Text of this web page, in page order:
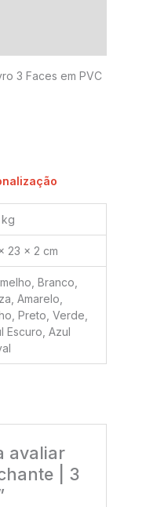
3 Faces em PVC
23 × 2 cm
Branco,
Amarelo,
Preto, Verde,
Escuro, Azul
avaliar
| 3